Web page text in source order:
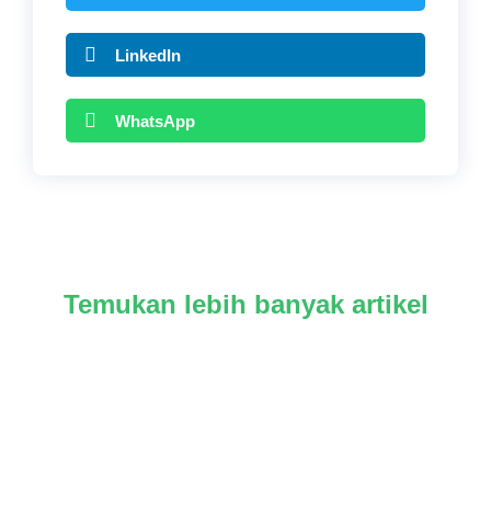
LinkedIn
WhatsApp
Temukan lebih banyak artikel